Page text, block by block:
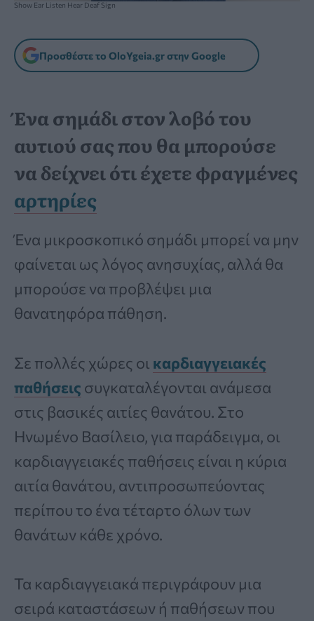
Show Ear Listen Hear Deaf Sign
Προσθέστε το OloYgeia.gr στην Google
Ένα σημάδι στον λοβό του
αυτιού σας που θα μπορούσε
να δείχνει ότι έχετε φραγμένες
αρτηρίες
Ένα μικροσκοπικό σημάδι μπορεί να μην
φαίνεται ως λόγος ανησυχίας, αλλά θα
μπορούσε να προβλέψει μια
θανατηφόρα πάθηση.
Σε πολλές χώρες οι καρδιαγγειακές
παθήσεις συγκαταλέγονται ανάμεσα
στις βασικές αιτίες θανάτου. Στο
Ηνωμένο Βασίλειο, για παράδειγμα, οι
καρδιαγγειακές παθήσεις είναι η κύρια
αιτία θανάτου, αντιπροσωπεύοντας
περίπου το ένα τέταρτο όλων των
θανάτων κάθε χρόνο.
Τα καρδιαγγειακά περιγράφουν μια
σειρά καταστάσεων ή παθήσεων που